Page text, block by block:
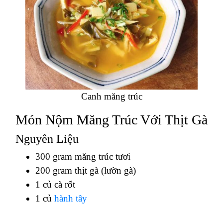
Canh măng trúc
Món Nộm Măng Trúc Với Thịt Gà
Nguyên Liệu
300 gram măng trúc tươi
200 gram thịt gà (lườn gà)
1 củ cà rốt
1 củ hành tây